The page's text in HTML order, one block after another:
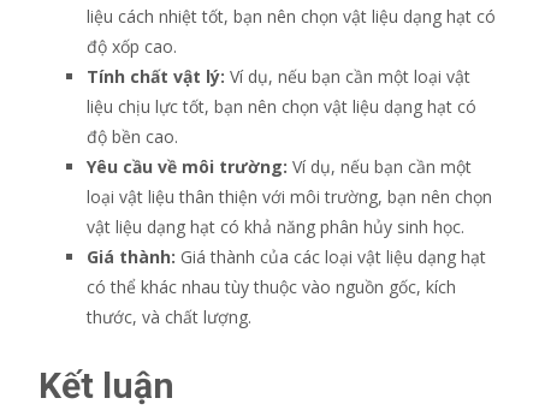
liệu cách nhiệt tốt, bạn nên chọn vật liệu dạng hạt có
độ xốp cao.
Tính chất vật lý: Ví dụ, nếu bạn cần một loại vật
liệu chịu lực tốt, bạn nên chọn vật liệu dạng hạt có
độ bền cao.
Yêu cầu về môi trường: Ví dụ, nếu bạn cần một
loại vật liệu thân thiện với môi trường, bạn nên chọn
vật liệu dạng hạt có khả năng phân hủy sinh học.
Giá thành: Giá thành của các loại vật liệu dạng hạt
có thể khác nhau tùy thuộc vào nguồn gốc, kích
thước, và chất lượng.
Kết luận